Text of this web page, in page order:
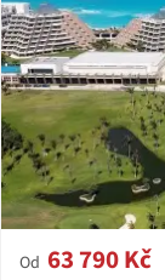
Od 63 790 Kč